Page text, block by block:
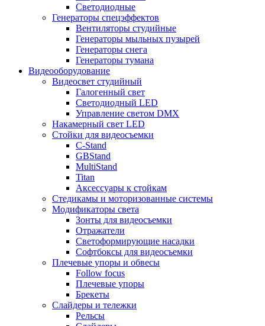
Светодиодные
Генераторы спецэффектов
Вентиляторы студийные
Генераторы мыльных пузырей
Генераторы снега
Генераторы тумана
Видеооборудование
Видеосвет студийный
Галогенный свет
Светодиодный LED
Управление светом DMX
Накамерный свет LED
Стойки для видеосъемки
C-Stand
GBStand
MultiStand
Titan
Аксессуары к стойкам
Стедикамы и моторизованные системы
Модификаторы света
Зонты для видеосъемки
Отражатели
Светоформирующие насадки
Софтбоксы для видеосъемки
Плечевые упоры и обвесы
Follow focus
Плечевые упоры
Брекеты
Слайдеры и тележки
Рельсы